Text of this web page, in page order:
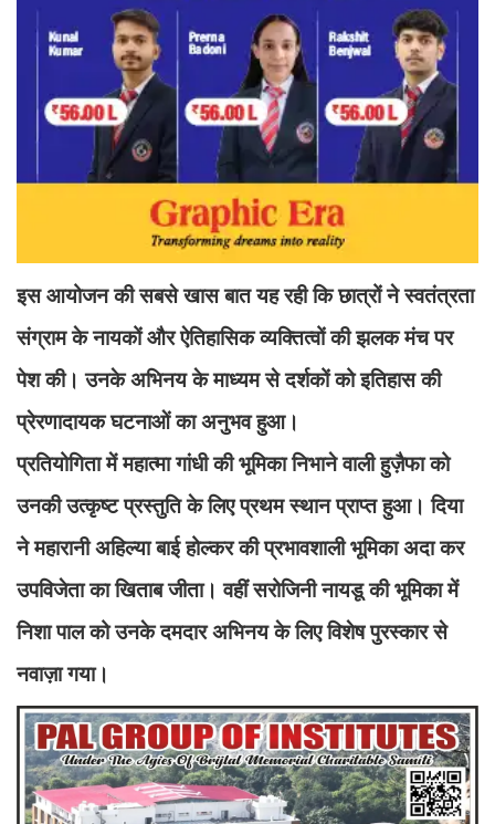
इस आयोजन की सबसे खास बात यह रही कि छात्रों ने स्वतंत्रता
संग्राम के नायकों और ऐतिहासिक व्यक्तित्वों की झलक मंच पर
पेश की। उनके अभिनय के माध्यम से दर्शकों को इतिहास की
प्रेरणादायक घटनाओं का अनुभव हुआ।
प्रतियोगिता में महात्मा गांधी की भूमिका निभाने वाली हुज़ैफा को
उनकी उत्कृष्ट प्रस्तुति के लिए प्रथम स्थान प्राप्त हुआ। दिया
ने महारानी अहिल्या बाई होल्कर की प्रभावशाली भूमिका अदा कर
उपविजेता का खिताब जीता। वहीं सरोजिनी नायडू की भूमिका में
निशा पाल को उनके दमदार अभिनय के लिए विशेष पुरस्कार से
नवाज़ा गया।